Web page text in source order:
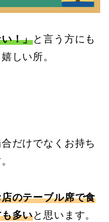
！」と言う方にも
しい所。
だけでなくお持ち
のテーブル席で食
多いと思います。